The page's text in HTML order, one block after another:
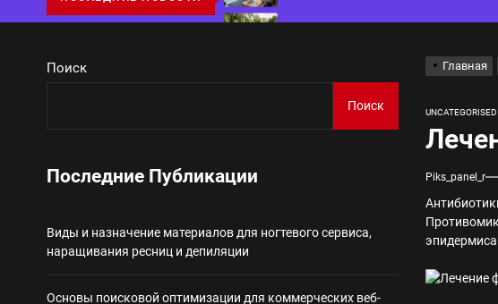
Основы поисковой оптимизации
Ассортимент, сервис и доставка
Благоустройство мест
Некастодиальный криптокошелек:
Главная
UNCATEGORISED
Piks_panel_r
Поиск
Поиск
Последние Публикации
Виды и назначение материалов для ногтевого сервиса,
наращивания ресниц и депиляции
Основы поисковой оптимизации для коммерческих веб-